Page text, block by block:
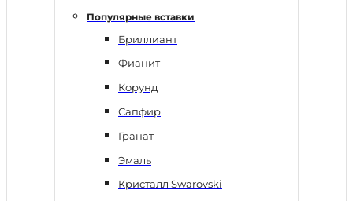
Популярные вставки
Бриллиант
Фианит
Корунд
Сапфир
Гранат
Эмаль
Кристалл Swarovski